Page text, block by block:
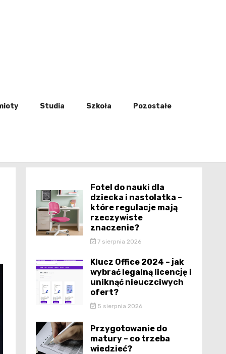
Studia Szkoła Pozostałe
Fotel do nauki dla
dziecka i nastolatka –
które regulacje mają
rzeczywiste
znaczenie?
7 sierpnia 2026
Klucz Office 2024 – jak
wybrać legalną licencję i
uniknąć nieuczciwych
ofert?
5 sierpnia 2026
Przygotowanie do
matury – co trzeba
wiedzieć?